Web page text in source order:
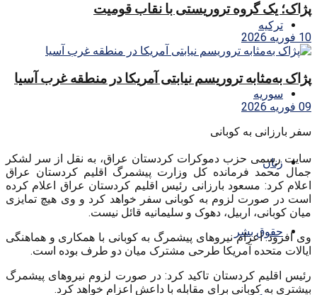
ترکیه
سوریه
زنان
حقوق بشر
پژاک؛ یک گروه تروریستی با نقاب قومیت
10 فوریه 2026
پژاک به‌مثابه تروریسم نیابتی آمریکا در منطقه غرب آسیا
09 فوریه 2026
سفر بارزانی به کوبانی
سایت رسمی حزب دموکرات کردستان عراق، به نقل از سر لشکر
جمال محمد فرمانده کل وزارت پیشمرگ اقلیم کردستان عراق
اعلام کرد: مسعود بارزانی رئیس اقلیم کردستان عراق اعلام کرده
است در صورت لزوم به کوبانی سفر خواهد کرد و وی هیچ تمایزی
میان کوبانی، اربیل، دهوک و سلیمانیه قائل نیست.
وی افزود: اعزام نیروهای پیشمرگ به کوبانی با همکاری و هماهنگی
ایالات متحده آمریکا طرحی مشترک میان دو طرف بوده است.
رئیس اقلیم کردستان تاکید کرد: در صورت لزوم نیروهای پیشمرگ
بیشتری به کوبانی برای مقابله با داعش اعزام خواهد کرد.